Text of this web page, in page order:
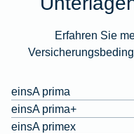
Erfahren Sie
einsA prima
einsA prima+
einsA primex